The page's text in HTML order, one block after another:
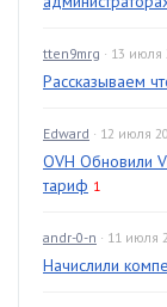
tten9mrg · 13 июля
Рассказываем
Edward · 12 июля
OVH Обновили
тариф 1
andr-0-n · 11 июля
Начислили